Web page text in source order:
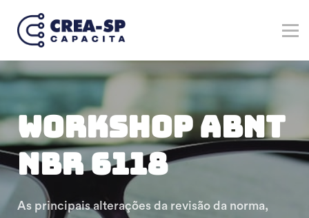
Marketplace
Cadastre-se
Workshop ABNT
NBR 6118
As principais alterações da revisão da norma,